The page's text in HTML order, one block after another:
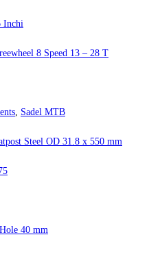
Inchi
8 Speed 13 – 28 T
Sadel MTB
Steel OD 31.8 x 550 mm
40 mm